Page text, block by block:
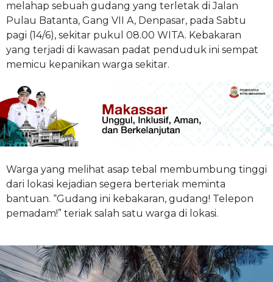
melahap sebuah gudang yang terletak di Jalan
Pulau Batanta, Gang VII A, Denpasar, pada Sabtu
pagi (14/6), sekitar pukul 08.00 WITA. Kebakaran
yang terjadi di kawasan padat penduduk ini sempat
memicu kepanikan warga sekitar.
Warga yang melihat asap tebal membumbung tinggi
dari lokasi kejadian segera berteriak meminta
bantuan. “Gudang ini kebakaran, gudang! Telepon
pemadam!” teriak salah satu warga di lokasi.